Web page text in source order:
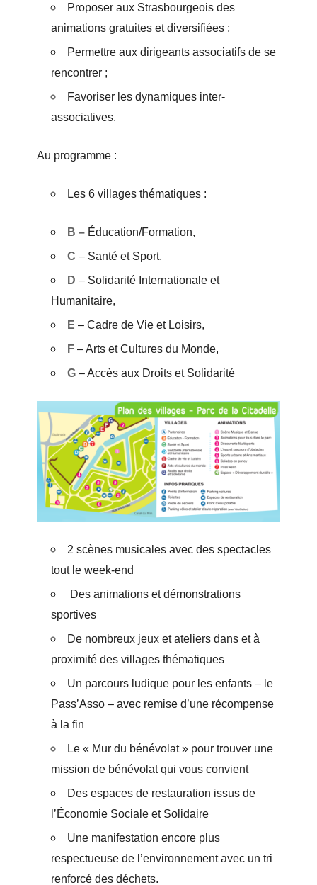
Proposer aux Strasbourgeois des
animations gratuites et diversifiées ;
Permettre aux dirigeants associatifs de se
rencontrer ;
Favoriser les dynamiques inter-
associatives.
Au programme :
Les 6 villages thématiques :
B – Éducation/Formation,
C – Santé et Sport,
D – Solidarité Internationale et
Humanitaire,
E – Cadre de Vie et Loisirs,
F– Arts et Cultures du Monde,
G – Accès aux Droits et Solidarité
2 scènes musicales avec des spectacles
tout le week-end
Des animations et démonstrations
sportives
De nombreux jeux et ateliers dans et à
proximité des villages thématiques
Un parcours ludique pour les enfants – le
Pass’Asso – avec remise d’une récompense
à la fin
Le « Mur du bénévolat » pour trouver une
mission de bénévolat qui vous convient
Des espaces de restauration issus de
l’Économie Sociale et Solidaire
Une manifestation encore plus
respectueuse de l’environnement avec un tri
renforcé des déchets.